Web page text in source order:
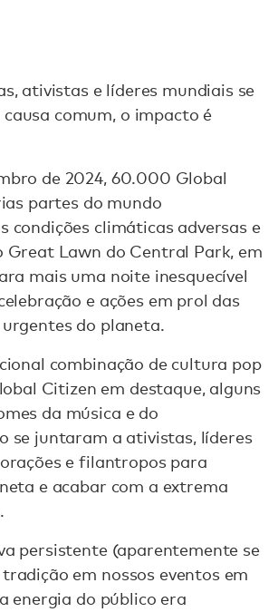
ativistas e líderes mundiais se
comum, o impacto é
de 2024, 60.000 Global
partes do mundo
condições climáticas adversas e
Great Lawn do Central Park, em
mais uma noite inesquecível
e ações em prol das
do planeta.
combinação de cultura pop
Citizen em destaque, alguns
da música e do
se juntaram a ativistas, líderes
e filantropos para
e acabar com a extrema
persistente (aparentemente se
em nossos eventos em
energia do público era